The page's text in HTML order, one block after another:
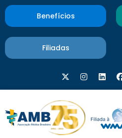
Benefícios
Filiadas